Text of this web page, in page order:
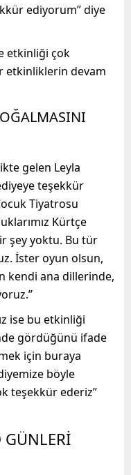
ediyorum” diye
etkinliği çok
etkinliklerin devam
gelen Leyla
teşekkür
Tiyatrosu
Kürtçe
şey yoktu. Bu tür
İster oyun olsun,
kendi ana dillerinde,
ise bu etkinliği
gördüğünü ifade
için buraya
böyle
teşekkür ederiz”
GÜNLERİ